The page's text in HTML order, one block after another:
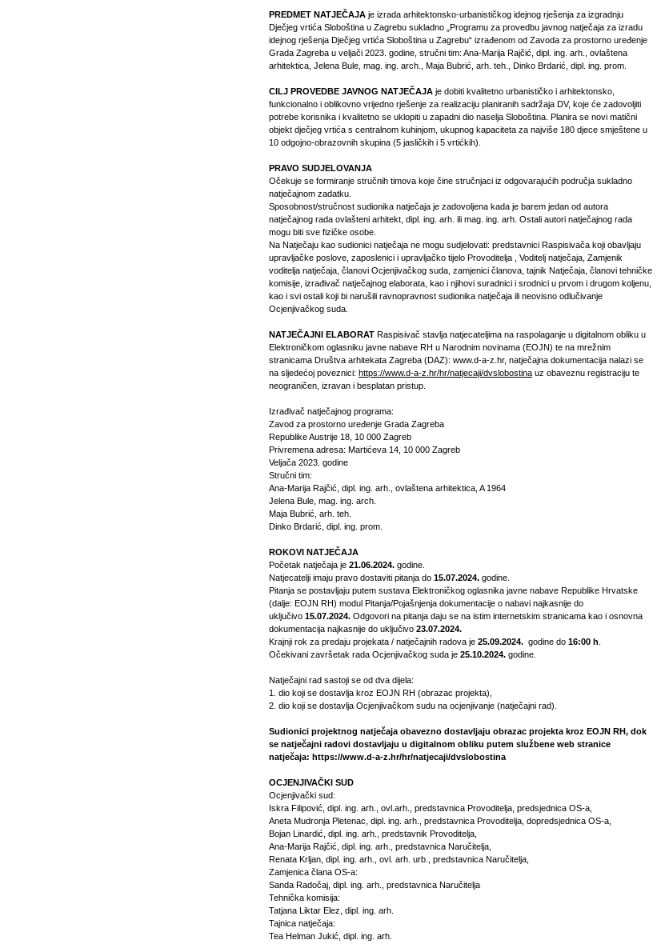
PREDMET NATJEČAJA je izrada arhitektonsko-urbanističkog idejnog rješenja za izgradnju
Dječjeg vrtića Sloboština u Zagrebu sukladno „Programu za provedbu javnog natječaja za izradu
idejnog rješenja Dječjeg vrtića Sloboština u Zagrebu“ izrađenom od Zavoda za prostorno uređenje
Grada Zagreba u veljači 2023. godine, stručni tim: Ana-Marija Rajčić, dipl. ing. arh., ovlaštena
arhitektica, Jelena Bule, mag. ing. arch., Maja Bubrić, arh. teh., Dinko Brdarić, dipl. ing. prom.
CILJ PROVEDBE JAVNOG NATJEČAJA je dobiti kvalitetno urbanističko i arhitektonsko,
funkcionalno i oblikovno vrijedno rješenje za realizaciju planiranih sadržaja DV, koje će zadovoljiti
potrebe korisnika i kvalitetno se uklopiti u zapadni dio naselja Sloboština. Planira se novi matični
objekt dječjeg vrtića s centralnom kuhinjom, ukupnog kapaciteta za najviše 180 djece smještene u
10 odgojno-obrazovnih skupina (5 jasličkih i 5 vrtićkih).
PRAVO SUDJELOVANJA
Očekuje se formiranje stručnih timova koje čine stručnjaci iz odgovarajućih područja sukladno
natječajnom zadatku.
Sposobnost/stručnost sudionika natječaja je zadovoljena kada je barem jedan od autora
natječajnog rada ovlašteni arhitekt, dipl. ing. arh. ili mag. ing. arh. Ostali autori natječajnog rada
mogu biti sve fizičke osobe.
Na Natječaju kao sudionici natječaja ne mogu sudjelovati: predstavnici Raspisivača koji obavljaju
upravljačke poslove, zaposlenici i upravljačko tijelo Provoditelja , Voditelj natječaja, Zamjenik
voditelja natječaja, članovi Ocjenjivačkog suda, zamjenici članova, tajnik Natječaja, članovi tehničke
komisije, izrađivač natječajnog elaborata, kao i njihovi suradnici i srodnici u prvom i drugom koljenu,
kao i svi ostali koji bi narušili ravnopravnost sudionika natječaja ili neovisno odlučivanje
Ocjenjivačkog suda.
NATJEČAJNI ELABORAT Raspisivač stavlja natjecateljima na raspolaganje u digitalnom obliku u
Elektroničkom oglasniku javne nabave RH u Narodnim novinama (EOJN) te na mrežnim
stranicama Društva arhitekata Zagreba (DAZ): www.d-a-z.hr, natječajna dokumentacija nalazi se
na sljedećoj poveznici: https://www.d-a-z.hr/hr/natjecaji/dvslobostina uz obaveznu registraciju te
neograničen, izravan i besplatan pristup.
Izrađivač natječajnog programa:
Zavod za prostorno uređenje Grada Zagreba
Republike Austrije 18, 10 000 Zagreb
Privremena adresa: Martićeva 14, 10 000 Zagreb
Veljača 2023. godine
Stručni tim:
Ana-Marija Rajčić, dipl. ing. arh., ovlaštena arhitektica, A 1964
Jelena Bule, mag. ing. arch.
Maja Bubrić, arh. teh.
Dinko Brdarić, dipl. ing. prom.
ROKOVI NATJEČAJA
Početak natječaja je 21.06.2024. godine.
Natjecatelji imaju pravo dostaviti pitanja do 15.07.2024. godine.
Pitanja se postavljaju putem sustava Elektroničkog oglasnika javne nabave Republike Hrvatske
(dalje: EOJN RH) modul Pitanja/Pojašnjenja dokumentacije o nabavi najkasnije do
uključivo 15.07.2024. Odgovori na pitanja daju se na istim internetskim stranicama kao i osnovna
dokumentacija najkasnije do uključivo 23.07.2024.
Krajnji rok za predaju projekata / natječajnih radova je 25.09.2024. godine do 16:00 h
Očekivani završetak rada Ocjenjivačkog suda je 25.10.2024. godine.
Natječajni rad sastoji se od dva dijela:
1. dio koji se dostavlja kroz EOJN RH (obrazac projekta),
2. dio koji se dostavlja Ocjenjivačkom sudu na ocjenjivanje (natječajni rad).
Sudionici projektnog natječaja obavezno dostavljaju obrazac projekta kroz EOJN RH, dok
se natječajni radovi dostavljaju u digitalnom obliku putem službene web stranice
natječaja: https://www.d-a-z.hr/hr/natjecaji/dvslobostina
OCJENJIVAČKI SUD
Ocjenjivački sud:
Iskra Filipović, dipl. ing. arh., ovl.arh., predstavnica Provoditelja, predsjednica OS-a,
Aneta Mudronja Pletenac, dipl. ing. arh., predstavnica Provoditelja, dopredsjednica OS-a,
Bojan Linardić, dipl. ing. arh., predstavnik Provoditelja,
Ana-Marija Rajčić, dipl. ing. arh., predstavnica Naručitelja,
Renata Krljan, dipl. ing. arh., ovl. arh. urb., predstavnica Naručitelja,
Zamjenica člana OS-a:
Sanda Radočaj, dipl. ing. arh., predstavnica Naručitelja
Tehnička komisija:
Tatjana Liktar Elez, dipl. ing. arh.
Tajnica natječaja:
Tea Helman Jukić, dipl. ing. arh.